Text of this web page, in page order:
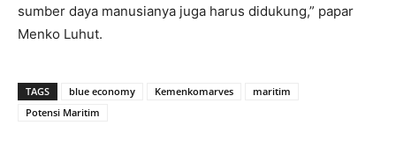
sumber daya manusianya juga harus didukung,” papar
Menko Luhut.
TAGS blue economy Kemenkomarves
maritim
Potensi Maritim